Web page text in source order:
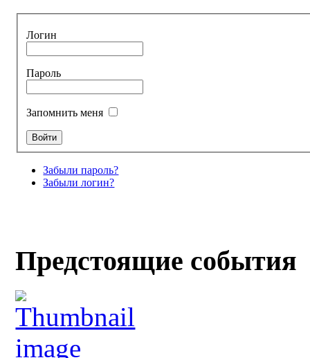
Логин
Пароль
Запомнить меня
Забыли пароль?
Забыли логин?
Предстоящие события